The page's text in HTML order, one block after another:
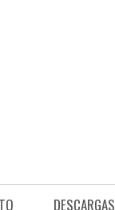
DESCARGAS